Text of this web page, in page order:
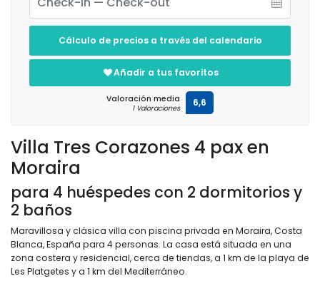
Villa Tres Corazones 4 pax en
Moraira
para 4 huéspedes con 2 dormitorios y
2 baños
Maravillosa y clásica villa con piscina privada en Moraira, Costa
Blanca, España para 4 personas. La casa está situada en una
zona costera y residencial, cerca de tiendas, a 1 km de la playa de
Les Platgetes y a 1 km del Mediterráneo.
Cálculo de precios a través del calendario
Añadir a tus favoritos
Valoración media
1 Valoraciones 6,6